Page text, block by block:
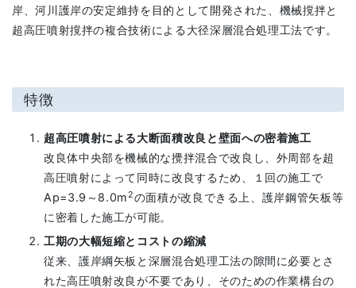
岸、河川護岸の安定維持を目的として開発された、機械撹拌と
超高圧噴射撹拌の複合技術による大径深層混合処理工法です。
特徴
超高圧噴射による大断面積改良と壁面への密着施工
改良体中央部を機械的な攪拌混合で改良し、外周部を超
高圧噴射によって同時に改良するため、１回の施工で
Ap=3.9～8.0m2の面積が改良できる上、護岸鋼管矢板等
に密着した施工が可能。
工期の大幅短縮とコストの縮減
従来、護岸綱矢板と深層混合処理工法の隙間に必要とさ
れた高圧噴射改良が不要であり、そのための作業構台の